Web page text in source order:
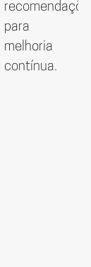
recomendações
para
melhoria
contínua.